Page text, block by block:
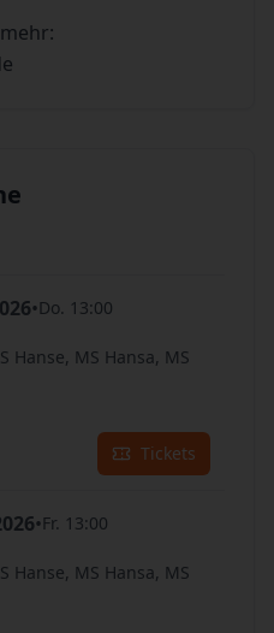
•Do. 13:00
Hanse, MS Hansa, MS
Tickets
•Fr. 13:00
Hanse, MS Hansa, MS